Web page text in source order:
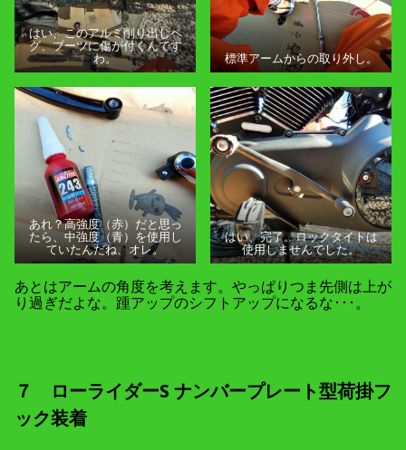
はい、このアルミ削り出しペ
グ、ブーツに傷が付くんです
わ。 標準アームからの取り外し。
あれ？高強度（赤）だと思っ
たら、中強度（青）を使用し
ていたんだね、オレ。
はい、完了。ロックタイトは
使用しませんでした。
あとはアームの角度を考えます。やっぱりつま先側は上が
り過ぎだよな。踵アップのシフトアップになるな･･･。
７ ローライダーS ナンバープレート型荷掛フ
ック装着